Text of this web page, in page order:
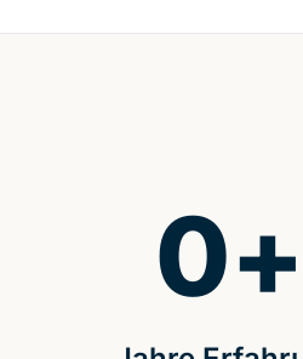
0+